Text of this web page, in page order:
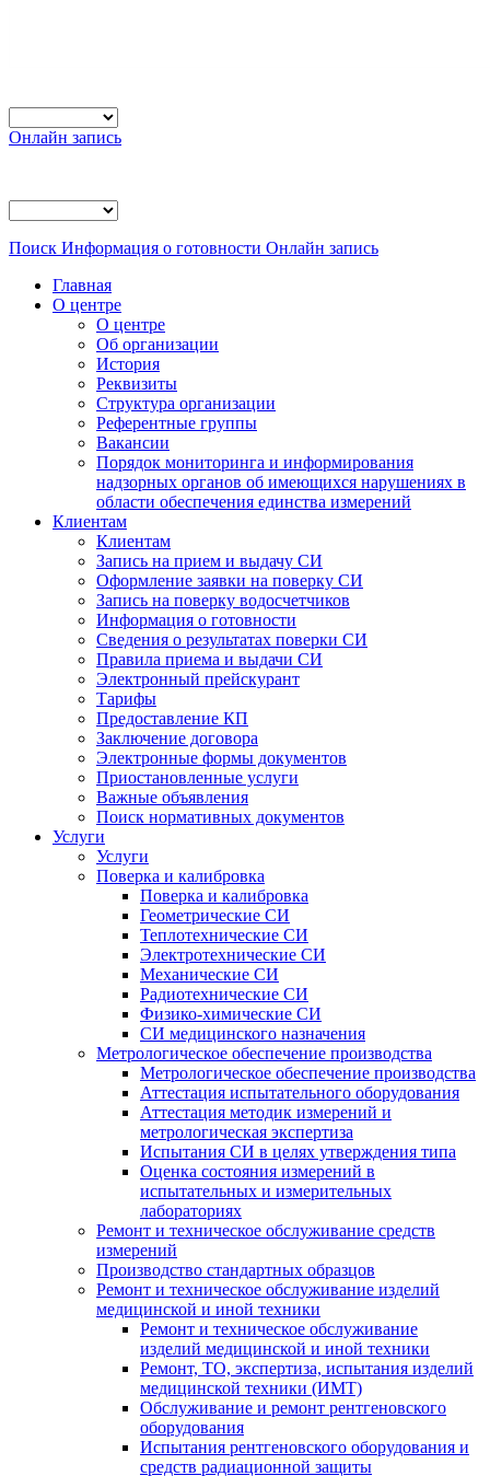
Онлайн запись
Поиск Информация о готовности Онлайн запись
Главная
О центре
О центре
Об организации
История
Реквизиты
Структура организации
Референтные группы
Вакансии
Порядок мониторинга и информирования
надзорных органов об имеющихся нарушениях в
области обеспечения единства измерений
Клиентам
Клиентам
Запись на прием и выдачу СИ
Оформление заявки на поверку СИ
Запись на поверку водосчетчиков
Информация о готовности
Сведения о результатах поверки СИ
Правила приема и выдачи СИ
Электронный прейскурант
Тарифы
Предоставление КП
Заключение договора
Электронные формы документов
Приостановленные услуги
Важные объявления
Поиск нормативных документов
Услуги
Услуги
Поверка и калибровка
Поверка и калибровка
Геометрические СИ
Теплотехнические СИ
Электротехнические СИ
Механические СИ
Радиотехнические СИ
Физико-химические СИ
СИ медицинского назначения
Метрологическое обеспечение производства
Метрологическое обеспечение производства
Аттестация испытательного оборудования
Аттестация методик измерений и
метрологическая экспертиза
Испытания СИ в целях утверждения типа
Оценка состояния измерений в
испытательных и измерительных
лабораториях
Ремонт и техническое обслуживание средств
измерений
Производство стандартных образцов
Ремонт и техническое обслуживание изделий
медицинской и иной техники
Ремонт и техническое обслуживание
изделий медицинской и иной техники
Ремонт, ТО, экспертиза, испытания изделий
медицинской техники (ИМТ)
Обслуживание и ремонт рентгеновского
оборудования
Испытания рентгеновского оборудования и
средств радиационной защиты